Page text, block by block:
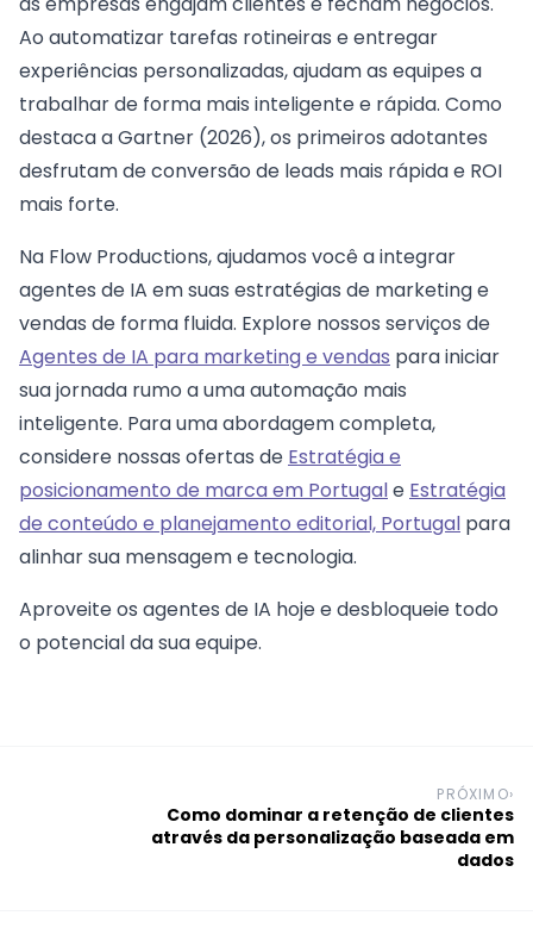
Ao automatizar tarefas rotineiras e entregar
experiências personalizadas, ajudam as equipes a
trabalhar de forma mais inteligente e rápida. Como
destaca a Gartner (2026), os primeiros adotantes
desfrutam de conversão de leads mais rápida e ROI
mais forte.
Na Flow Productions, ajudamos você a integrar
agentes de IA em suas estratégias de marketing e
vendas de forma fluida. Explore nossos serviços de
Agentes de IA para marketing e vendas para iniciar
sua jornada rumo a uma automação mais
inteligente. Para uma abordagem completa,
considere nossas ofertas de Estratégia e
posicionamento de marca em Portugale Estratégia
de conteúdo e planejamento editorial, Portugal para
alinhar sua mensagem e tecnologia.
Aproveite os agentes de IA hoje e desbloqueie todo
o potencial da sua equipe.
PRÓXIMO›
Como dominar a retenção de clientes
através da personalização baseada em
dados